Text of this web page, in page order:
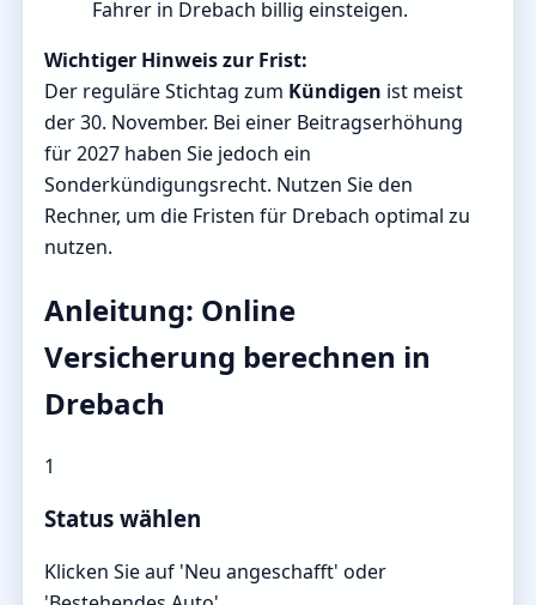
Fahrer in Drebach billig einsteigen.
Wichtiger Hinweis zur Frist:
Der reguläre Stichtag zum Kündigen ist meist
der 30. November. Bei einer Beitragserhöhung
für 2027 haben Sie jedoch ein
Sonderkündigungsrecht. Nutzen Sie den
Rechner, um die Fristen für Drebach optimal zu
nutzen.
Anleitung: Online
Versicherung berechnen in
Drebach
1
Status wählen
Klicken Sie auf 'Neu angeschafft' oder